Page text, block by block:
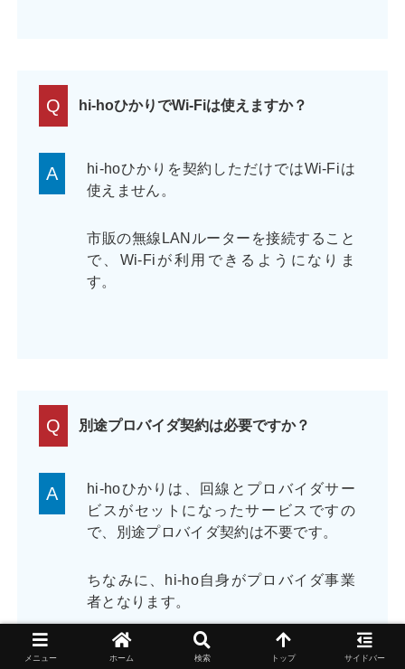
Q hi-hoひかりでWi-Fiは使えますか？
A
hi-hoひかりを契約しただけではWi-Fiは
使えません。
市販の無線LANルーターを接続すること
で、Wi-Fiが利用できるようになりま
す。
Q 別途プロバイダ契約は必要ですか？
A
hi-hoひかりは、回線とプロバイダサー
ビスがセットになったサービスですの
で、別途プロバイダ契約は不要です。
ちなみに、hi-ho自身がプロバイダ事業
者となります。
メニュー ホーム 検索 トップ サイドバー